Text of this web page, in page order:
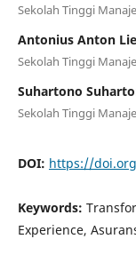
Sekolah Tinggi
Antonius Anton Lie
Sekolah Tinggi
Suhartono
Sekolah Tinggi
DOI: https://
Keywords:
Experience,